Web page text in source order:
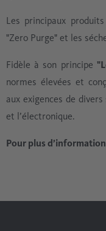
Les principaux
"Zero Purge" et les
Fidèle à son principe
normes élevées et
aux exigences de
et l’électronique.
Pour plus